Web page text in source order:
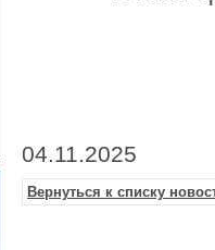
04.11.2025
Вернуться к списку